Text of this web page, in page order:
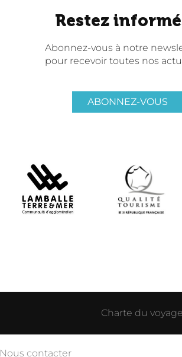
Restez
Abonnez-vous à notre
pour recevoir toutes nos
ABONNEZ-VOUS
Charte du
Nous contacter